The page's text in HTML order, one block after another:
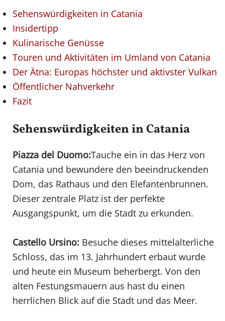
Sehenswürdigkeiten in Catania
Insidertipp
Kulinarische Genüsse
Touren und Aktivitäten im Umland von Catania
Der Ätna: Europas höchster und aktivster Vulkan
Öffentlicher Nahverkehr
Fazit
Sehenswürdigkeiten in Catania
Piazza del Duomo:Tauche ein in das Herz von
Catania und bewundere den beeindruckenden
Dom, das Rathaus und den Elefantenbrunnen.
Dieser zentrale Platz ist der perfekte
Ausgangspunkt, um die Stadt zu erkunden.
Castello Ursino:Besuche dieses mittelalterliche
Schloss, das im 13. Jahrhundert erbaut wurde
und heute ein Museum beherbergt. Von den
alten Festungsmauern aus hast du einen
herrlichen Blick auf die Stadt und das Meer.